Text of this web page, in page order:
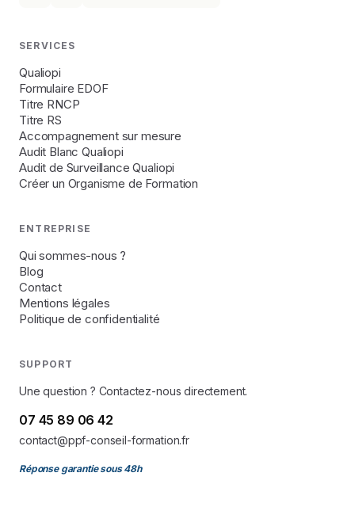
SERVICES
Qualiopi
Formulaire EDOF
Titre RNCP
Titre RS
Accompagnement sur mesure
Audit Blanc Qualiopi
Audit de Surveillance Qualiopi
Créer un Organisme de Formation
ENTREPRISE
Qui sommes-nous ?
Blog
Contact
Mentions légales
Politique de confidentialité
SUPPORT
Une question ? Contactez-nous directement.
07 45 89 06 42
contact@ppf-conseil-formation.fr
Réponse garantie sous 48h